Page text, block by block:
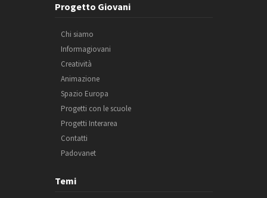
Progetto Giovani
Chi siamo
Informagiovani
Creatività
Animazione
Spazio Europa
Progetti con le scuole
Progetti Interarea
Contatti
Padovanet
Temi